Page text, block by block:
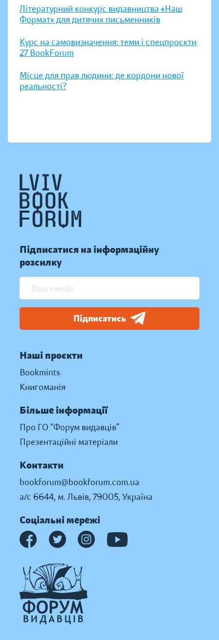
Літературний конкурс видавництва «Наш
Формат» для дитячих письменників
Курс на самовизначення: теми і спецпроєкти
27 BookForum
Місце для прав людини: де кордони нової
реальності?
Підписатися на інформаційну
розсилку
Підписатись
Наші проєкти
Bookmints
Книгоманія
Більше інформації
Про ГО “Форум видавців”
Презентаційні матеріали
Контакти
bookforum@bookforum.com.ua
а/с 6644, м. Львів, 79005, Україна
Соціальні мережі